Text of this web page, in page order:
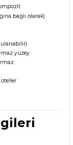
bağlı olarak)
yüzey